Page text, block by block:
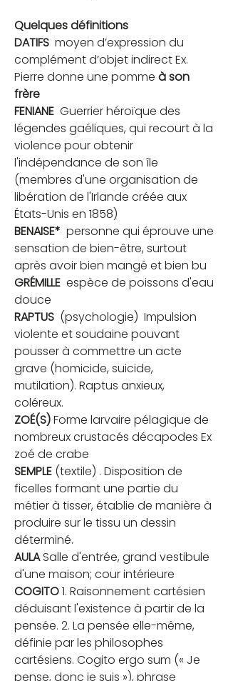
Quelques définitions
DATIFS moyen d’expression du
complément d’objet indirect Ex.
Pierre donne une pomme à son
frère
FENIANE Guerrier héroïque des
légendes gaéliques, qui recourt à la
violence pour obtenir
l'indépendance de son île
(membres d'une organisation de
libération de l'Irlande créée aux
États-Unis en 1858)
BENAISE* personne qui éprouve une
sensation de bien-être, surtout
après avoir bien mangé et bien bu
GRÉMILLE espèce de poissons d'eau
douce
RAPTUS (psychologie)  Impulsion
violente et soudaine pouvant
pousser à commettre un acte
grave (homicide, suicide,
mutilation). Raptus anxieux,
coléreux.
ZOÉ(S) Forme larvaire pélagique de
nombreux crustacés décapodes Ex
zoé de crabe
SEMPLE (textile) . Disposition de
ficelles formant une partie du
métier à tisser, établie de manière à
produire sur le tissu un dessin
déterminé.
AULA Salle d'entrée, grand vestibule
d'une maison; cour intérieure
COGITO 1. Raisonnement cartésien
déduisant l'existence à partir de la
pensée. 2. La pensée elle-même,
définie par les philosophes
cartésiens. Cogito ergo sum (« Je
pense, donc je suis »), phrase